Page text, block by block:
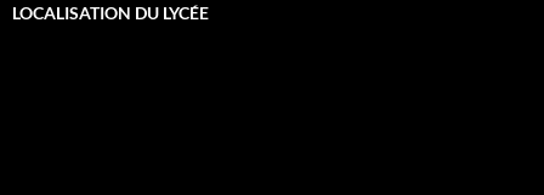
LOCALISATION DU LYCÉE